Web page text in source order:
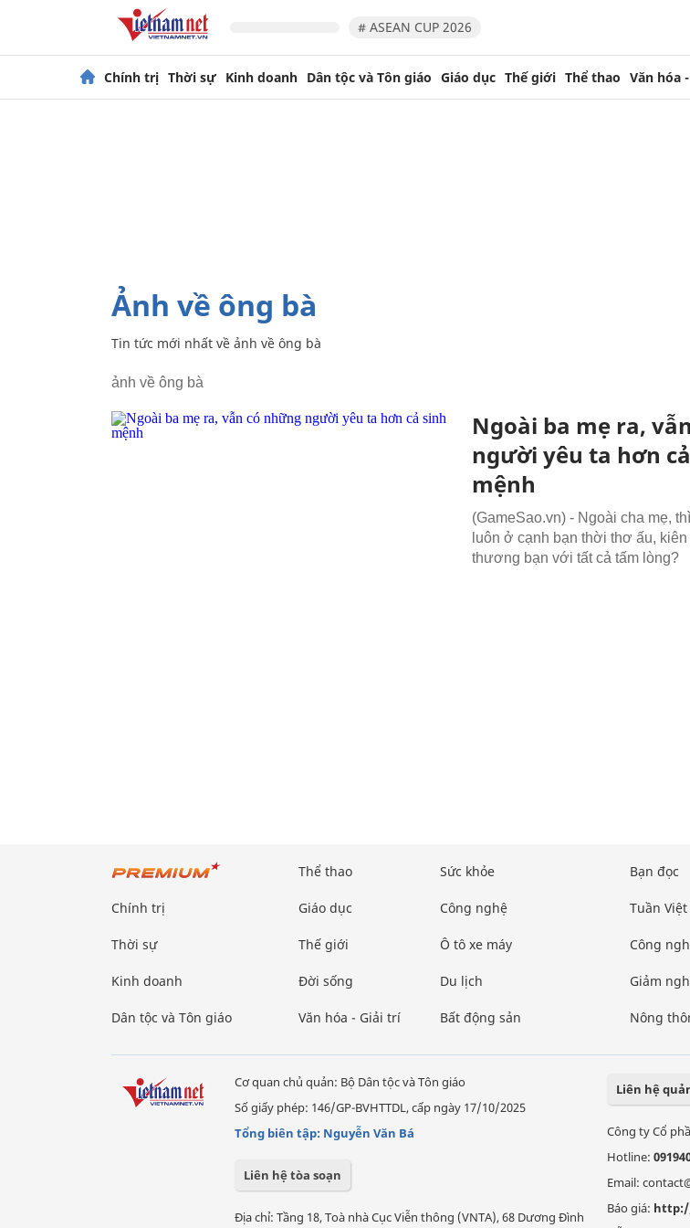
# ASEAN CUP 2026
Chính trị Thời sự Kinh doanh Dân tộc và Tôn giáo Giáo dục Thế giới Thể thao Văn hóa
ảnh về ông bà
Tin tức mới nhất về ảnh về ông bà
ảnh về ông bà
Ngoài ba mẹ ra,
người yêu ta hơn
mệnh
(GameSao.vn) - Ngoài cha mẹ,
luôn ở cạnh bạn thời thơ ấu,
thương bạn với tất cả tấm lòng?
Chính trị
Thời sự
Kinh doanh
Dân tộc và Tôn giáo
Thể thao
Giáo dục
Thế giới
Đời sống
Văn hóa - Giải trí
Sức khỏe
Công nghệ
Ô tô xe máy
Du lịch
Bất động sản
Bạn đọc
Tuần
Công
Giảm
Nông
Cơ quan chủ quản: Bộ Dân tộc và Tôn giáo
Số giấy phép: 146/GP-BVHTTDL, cấp ngày 17/10/2025
Tổng biên tập: Nguyễn Văn Bá
Liên hệ tòa soạn
Địa chỉ: Tầng 18, Toà nhà Cục Viễn thông (VNTA), 68 Dương Đình
Liên hệ
Công ty Cổ
Hotline:
Email:
Báo giá: